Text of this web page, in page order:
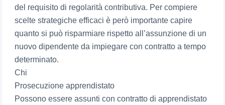
del requisito di regolarità contributiva. Per compiere
scelte strategiche efficaci è però importante capire
quanto si può risparmiare rispetto all’assunzione di un
nuovo dipendente da impiegare con contratto a tempo
determinato.
Chi
Prosecuzione apprendistato
Possono essere assunti con contratto di apprendistato